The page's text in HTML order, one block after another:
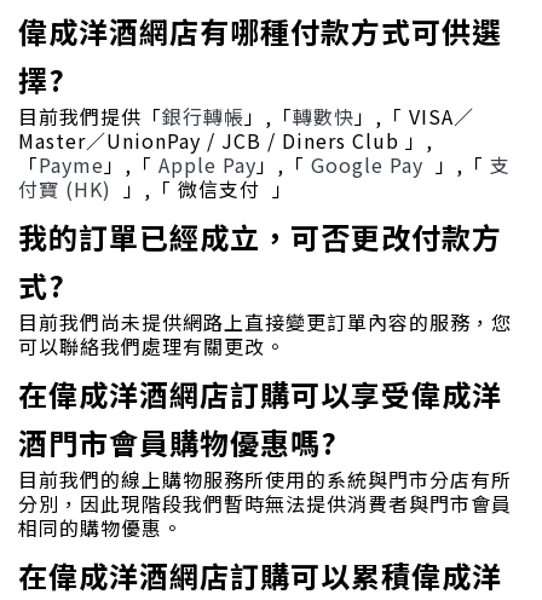
偉成洋酒網店有哪種付款方式可供選
擇?
目前我們提供「銀行轉帳」,「轉數快」,「 VISA／
Master／UnionPay / JCB / Diners Club 」,
「Payme」,「 Apple Pay」,「 Google Pay 」,「 支
付寶 (HK) 」,「 微信支付 」
我的訂單已經成立，可否更改付款方
式?
目前我們尚未提供網路上直接變更訂單內容的服務，您
可以聯絡我們處理有關更改。
在偉成洋酒網店訂購可以享受偉成洋
酒門市會員購物優惠嗎?
目前我們的線上購物服務所使用的系統與門市分店有所
分別，因此現階段我們暫時無法提供消費者與門市會員
相同的購物優惠。
在偉成洋酒網店訂購可以累積偉成洋